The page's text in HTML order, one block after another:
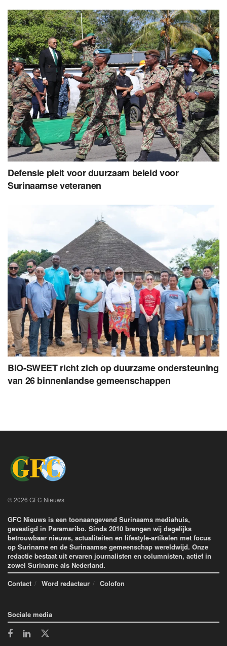
Defensie pleit voor duurzaam beleid voor
Surinaamse veteranen
BIO-SWEET richt zich op duurzame ondersteuning
van 26 binnenlandse gemeenschappen
© 2026 GFC Nieuws
GFC Nieuws is een toonaangevend Surinaams mediahuis,
gevestigd in Paramaribo. Sinds 2010 brengen wij dagelijks
betrouwbaar nieuws, actualiteiten en lifestyle-artikelen met focus
op Suriname en de Surinaamse gemeenschap wereldwijd. Onze
redactie bestaat uit ervaren journalisten en columnisten, actief in
zowel Suriname als Nederland.
Contact
Word redacteur Colofon
Sociale media